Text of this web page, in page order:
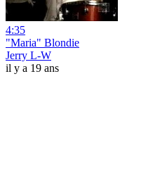
4:35
"Maria" Blondie
Jerry L-W
il y a 19 ans